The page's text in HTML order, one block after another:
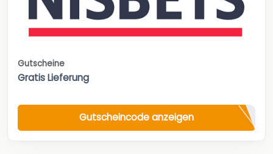
Gutscheine
Gratis Lieferung
Gutscheincode anzeigen